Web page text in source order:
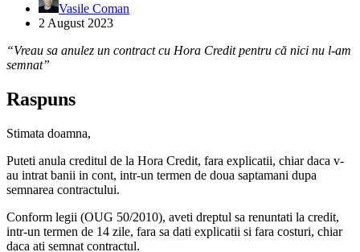
Vasile Coman
2 August 2023
“Vreau sa anulez un contract cu Hora Credit pentru că nici nu l-am
semnat”
Raspuns
Stimata doamna,
Puteti anula creditul de la Hora Credit, fara explicatii, chiar daca v-
au intrat banii in cont, intr-un termen de doua saptamani dupa
semnarea contractului.
Conform legii (OUG 50/2010), aveti dreptul sa renuntati la credit,
intr-un termen de 14 zile, fara sa dati explicatii si fara costuri, chiar
daca ati semnat contractul.